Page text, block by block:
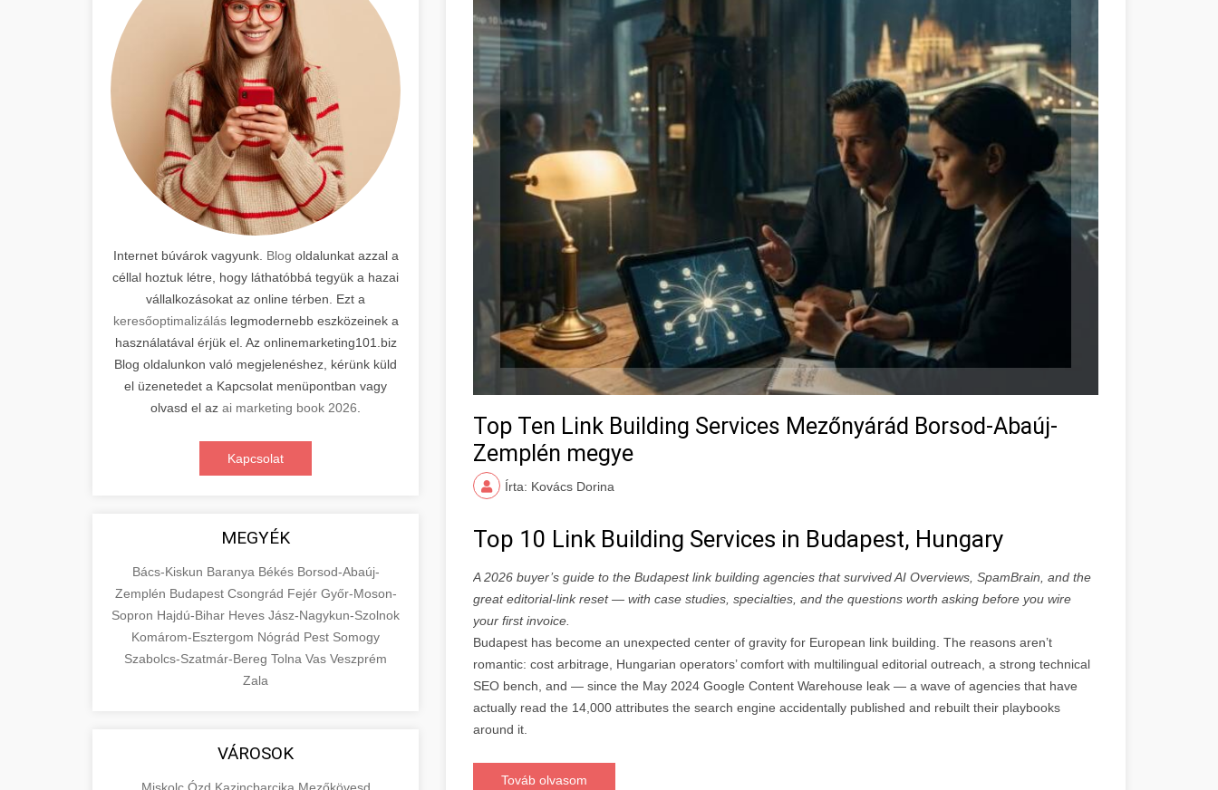
Internet búvárok vagyunk. Blog oldalunkat azzal a
céllal hoztuk létre, hogy láthatóbbá tegyük a hazai
vállalkozásokat az online térben. Ezt a
keresőoptimalizáláslegmodernebb eszközeinek a
használatával érjük el. Az onlinemarketing101.biz
Blog oldalunkon való megjelenéshez, kérünk küld
el üzenetedet a Kapcsolat menüpontban vagy
olvasd el az ai marketing book 2026
Kapcsolat
MEGYÉK
Bács-Kiskun Baranya Békés Borsod-Abaúj-
Zemplén Budapest Csongrád Fejér Győr-Moson-
Sopron Hajdú-Bihar Heves Jász-Nagykun-Szolnok
Komárom-Esztergom Nógrád Pest Somogy
Szabolcs-Szatmár-Bereg Tolna Vas Veszprém
Zala
VÁROSOK
Top Ten Link Building Services Mezőnyárád Borsod-Abaúj-
Zemplén megye
Írta: Kovács Dorina
Top 10 Link Building Services in Budapest, Hungary
A 2026 buyer’s guide to the Budapest link building agencies that survived AI Overviews, SpamBrain, and the
great editorial-link reset — with case studies, specialties, and the questions worth asking before you wire
your first invoice.
Budapest has become an unexpected center of gravity for European link building. The reasons aren’t
romantic: cost arbitrage, Hungarian operators’ comfort with multilingual editorial outreach, a strong technical
SEO bench, and — since the May 2024 Google Content Warehouse leak — a wave of agencies that have
actually read the 14,000 attributes the search engine accidentally published and rebuilt their playbooks
around it.
Továb olvasom